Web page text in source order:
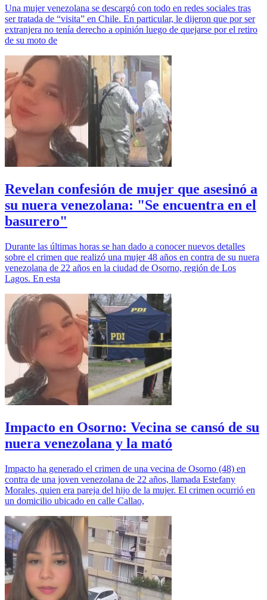
Una mujer venezolana se descargó con todo en redes sociales tras
ser tratada de “visita” en Chile. En particular, le dijeron que por ser
extranjera no tenía derecho a opinión luego de quejarse por el retiro
de su moto de
Revelan confesión de mujer que asesinó a
su nuera venezolana: "Se encuentra en el
basurero"
Durante las últimas horas se han dado a conocer nuevos detalles
sobre el crimen que realizó una mujer 48 años en contra de su nuera
venezolana de 22 años en la ciudad de Osorno, región de Los
Lagos. En esta
Impacto en Osorno: Vecina se cansó de su
nuera venezolana y la mató
Impacto ha generado el crimen de una vecina de Osorno (48) en
contra de una joven venezolana de 22 años, llamada Estefany
Morales, quien era pareja del hijo de la mujer. El crimen ocurrió en
un domicilio ubicado en calle Callao,